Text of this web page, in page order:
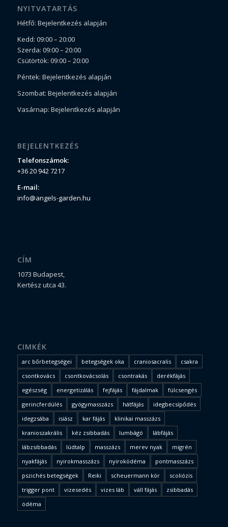
NYITVATARTÁS
Hétfő: Bejelentkezés alapján
Kedd: 09:00 – 20:00
Szerda: 09:00 – 20:00
Csütörtök: 09:00 – 20:00
Péntek: Bejelentkezés alapján
Szombat: Bejelentkezés alapján
Vasárnap: Bejelentkezés alapján
BEJELENTKEZÉS
Telefonszámok:
+36 20 942 7217
E-mail:
info@angels-garden.hu
CÍM
1073 Budapest,
Kertész utca 43.
CIMKÉK
arc bőrbetegségei betegségek oka craniosacralis
csakra
csontkovács
csontkovácsolás csontrakás
derékfájás
egészség
energetizálás fejfájás fájdalmak
fülcsengés
gerincferdülés
gyógymasszázs hátfájás
idegbecsípődés
idegzsába
isiász kar fájás
klinikai masszázs
kranioszakrális
kéz zsibbadás lumbágó
lábfájás
lábzsibbadás
lúdtalp masszázs merev nyak
migrén
nyakfájás
nyirokmasszázs nyiroködéma
pontmasszázs
pszichés betegségek
Reiki scheuermann kór
scoliózis
trigger pont
vizesedés vizes láb váll fájás
zsibbadás
ödéma